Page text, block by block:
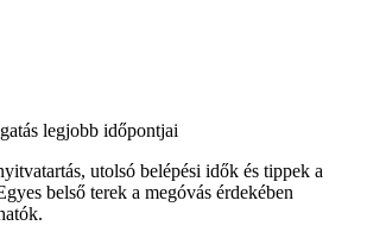
legjobb időpontjai
utolsó belépési idők és tippek a
belső terek a megóvás érdekében